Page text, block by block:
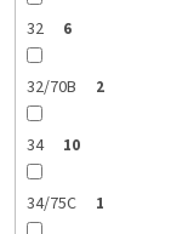
32 6
32/70B 2
34 10
34/75C 1